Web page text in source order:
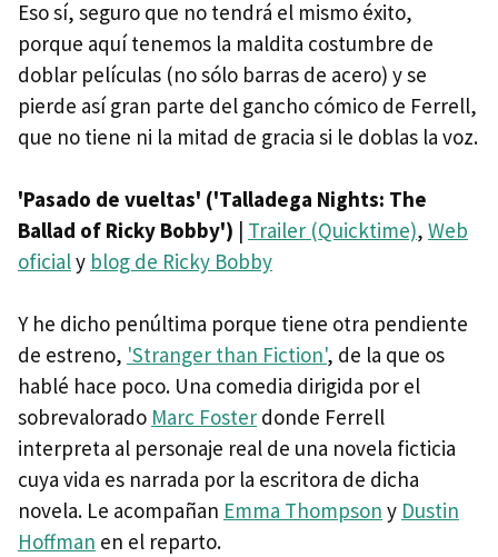
Eso sí, seguro que no tendrá el mismo éxito,
porque aquí tenemos la maldita costumbre de
doblar películas (no sólo barras de acero) y se
pierde así gran parte del gancho cómico de Ferrell,
que no tiene ni la mitad de gracia si le doblas la voz.
'Pasado de vueltas' ('Talladega Nights: The
Ballad of Ricky Bobby') | Trailer (Quicktime), Web
oficialy blog de Ricky Bobby
Y he dicho penúltima porque tiene otra pendiente
de estreno, 'Stranger than Fiction', de la que os
hablé hace poco. Una comedia dirigida por el
sobrevalorado Marc Foster donde Ferrell
interpreta al personaje real de una novela ficticia
cuya vida es narrada por la escritora de dicha
novela. Le acompañan Emma Thompson y Dustin
Hoffman en el reparto.